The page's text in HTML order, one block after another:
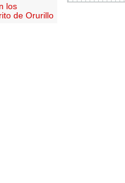
los
de Orurillo